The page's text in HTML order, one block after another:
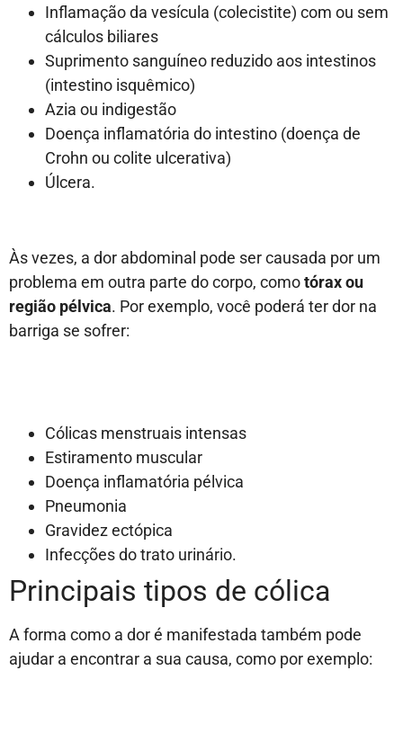
Inflamação da vesícula (colecistite) com ou sem
cálculos biliares
Suprimento sanguíneo reduzido aos intestinos
(intestino isquêmico)
Azia ou indigestão
Doença inflamatória do intestino (doença de
Crohn ou colite ulcerativa)
Úlcera.
Às vezes, a dor abdominal pode ser causada por um
problema em outra parte do corpo, comotórax ou
região pélvica. Por exemplo, você poderá ter dor na
barriga se sofrer:
Cólicas menstruais intensas
Estiramento muscular
Doença inflamatória pélvica
Pneumonia
Gravidez ectópica
Infecções do trato urinário.
Principais tipos de cólica
A forma como a dor é manifestada também pode
ajudar a encontrar a sua causa, como por exemplo: